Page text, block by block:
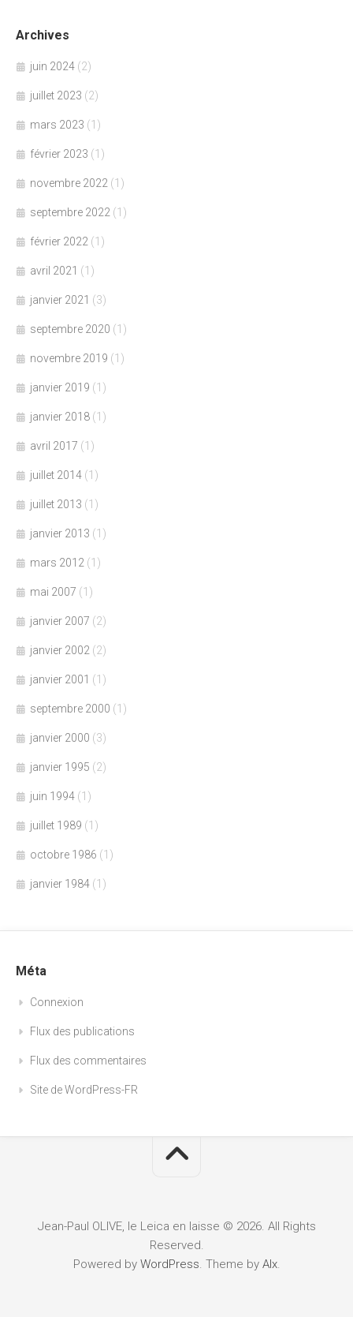
Archives
juin 2024 (2)
juillet 2023 (2)
mars 2023 (1)
février 2023 (1)
novembre 2022 (1)
septembre 2022 (1)
février 2022 (1)
avril 2021 (1)
janvier 2021 (3)
septembre 2020 (1)
novembre 2019 (1)
janvier 2019 (1)
janvier 2018 (1)
avril 2017 (1)
juillet 2014 (1)
juillet 2013 (1)
janvier 2013 (1)
mars 2012 (1)
mai 2007 (1)
janvier 2007 (2)
janvier 2002 (2)
janvier 2001 (1)
septembre 2000 (1)
janvier 2000 (3)
janvier 1995 (2)
juin 1994 (1)
juillet 1989 (1)
octobre 1986 (1)
janvier 1984 (1)
Méta
Connexion
Flux des publications
Flux des commentaires
Site de WordPress-FR
Jean-Paul OLIVE, le Leica en laisse © 2026. All Rights
Reserved.
Powered by WordPress. Theme by Alx.